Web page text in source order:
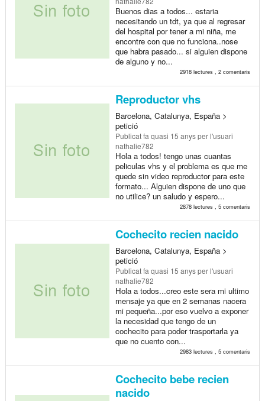
Buenos dias a todos... estaria
necesitando un tdt, ya que al regresar
del hospital por tener a mi niña, me
encontre con que no funciona..nose
que habra pasado... si alguien dispone
de alguno y no...
2918 lectures , 2 comentaris
Reproductor vhs
Barcelona, Catalunya, España >
petició
Publicatfa quasi 15 anysper l'usuari
nathalie782
Hola a todos! tengo unas cuantas
peliculas vhs y el problema es que me
quede sin video reproductor para este
formato... Alguien dispone de uno que
no utilice? un saludo y espero...
2878 lectures , 5 comentaris
Cochecito recien nacido
Barcelona, Catalunya, España >
petició
Publicatfa quasi 15 anysper l'usuari
nathalie782
Hola a todos...creo este sera mi ultimo
mensaje ya que en 2 semanas nacera
mi pequeña...por eso vuelvo a exponer
la necesidad que tengo de un
cochecito para poder trasportarla ya
que no cuento con...
2983 lectures , 5 comentaris
Cochecito bebe recien
nacido